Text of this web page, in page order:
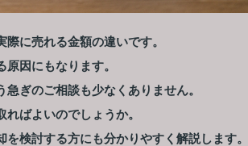
に売れる金額の違いです。
因にもなります。
ぎのご相談も少なくありません。
ばよいのでしょうか。
検討する方にも分かりやすく解説します。